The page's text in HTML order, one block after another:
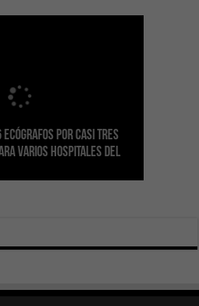
ecógrafos por casi tres
varios hospitales del
puntuación en el
de Canarias por cuarto
ayudas del
por valor de 7,09 M€
con Ashotel su
Climáticos de
pisos a su parque de
régimen de alquiler
diagnóstica de
el impulso de la